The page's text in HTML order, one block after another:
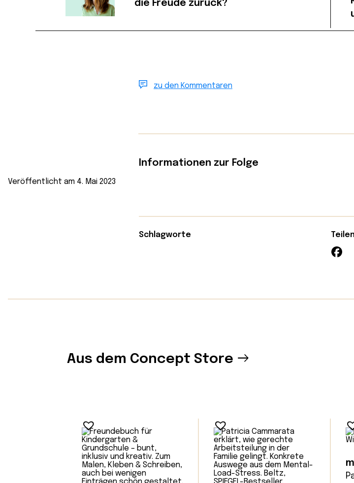
die Freude zurück?
zu den Kommentaren
Informationen zur Folge
Veröffentlicht am 4. Mai 2023
Schlagworte
Aus dem Concept Store